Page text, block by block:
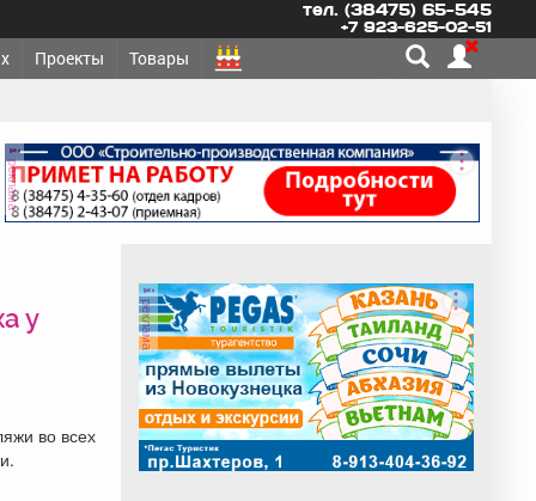
тел. (38475) 65-545
+7 923-625-02-51
Проекты Товары
реклама
у
во всех
реклама